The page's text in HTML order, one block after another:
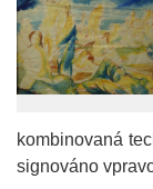
kombinovaná
signováno